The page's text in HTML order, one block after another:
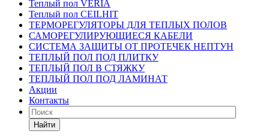
Теплый пол VERIA
Теплый пол CEILHIT
ТЕРМОРЕГУЛЯТОРЫ ДЛЯ ТЕПЛЫХ ПОЛОВ
САМОРЕГУЛИРУЮЩИЕСЯ КАБЕЛИ
СИСТЕМА ЗАЩИТЫ ОТ ПРОТЕЧЕК НЕПТУН
ТЕПЛЫЙ ПОЛ ПОД ПЛИТКУ
ТЕПЛЫЙ ПОЛ В СТЯЖКУ
ТЕПЛЫЙ ПОЛ ПОД ЛАМИНАТ
Акции
Контакты
Найти